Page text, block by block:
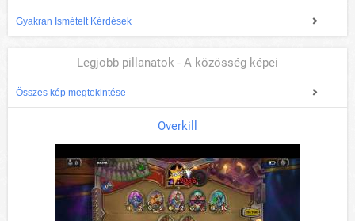
Gyakran Ismételt Kérdések
Legjobb pillanatok - A közösség képei
Összes kép megtekintése
Overkill